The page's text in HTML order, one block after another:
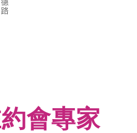
會專家